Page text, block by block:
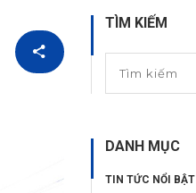
TÌM KIẾM
DANH MỤC
TIN TỨC NỔI BẬT